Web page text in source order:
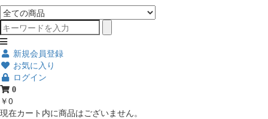
新規会員登録
お気に入り
ログイン
0
￥0
現在カート内に商品はございません。